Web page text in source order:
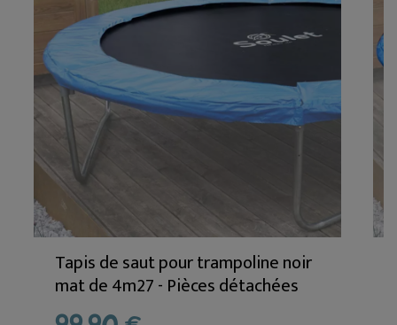
Tapis de saut pour trampoline noir
mat de 4m27 - Pièces détachées